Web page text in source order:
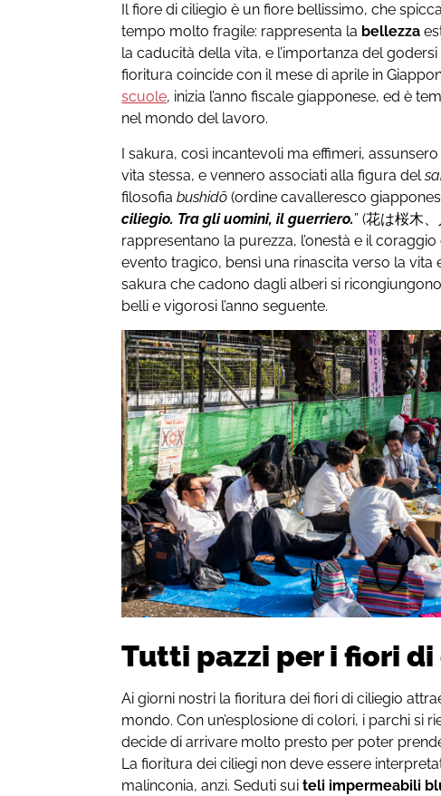
Il fiore di ciliegio è un fiore bellissimo, che
tempo molto fragile: rappresenta la bellezza
la caducità della vita, e l’importanza del
fioritura coincide con il mese di aprile in
scuole, inizia l’anno fiscale giapponese, ed è
nel mondo del lavoro.
I sakura, così incantevoli ma effimeri,
vita stessa, e vennero associati alla figura del
filosofiabushidō (ordine cavalleresco
ciliegio. Tra gli uomini, il guerriero.” (花は桜木
rappresentano la purezza, l’onestà e il
evento tragico, bensì una rinascita verso la vita
sakura che cadono dagli alberi si
belli e vigorosi l’anno seguente.
Tutti pazzi per i fiori
Ai giorni nostri la fioritura dei fiori di ciliegio
mondo. Con un’esplosione di colori, i parchi si
decide di arrivare molto presto per poter
La fioritura dei ciliegi non deve essere
malinconia, anzi. Seduti suiteli impermeabili